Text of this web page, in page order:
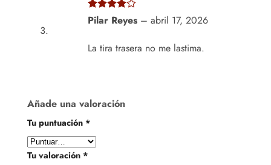
Valorado
de
Pilar Reyes – abril 17, 2026
La tira trasera no me lastima.
Añade una valoración
Tu puntuación *
Tu valoración *